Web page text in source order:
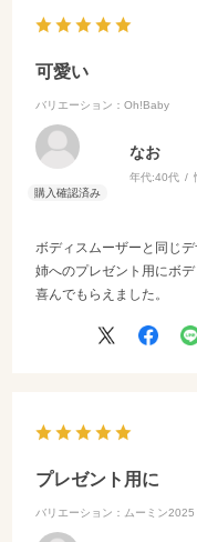
可愛い
バリエーション：Oh!Baby
なお
年代:40代
ボディスムーザーと同じ
姉へのプレゼント用にボ
喜んでもらえました。
プレゼント用に
バリエーション：ムーミン2025